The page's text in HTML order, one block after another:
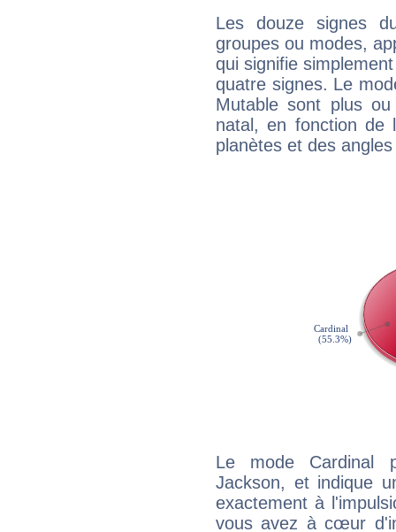
Les douze signes
groupes ou modes,
qui signifie
quatre signes. Le
Mutable sont plus
natal, en fonction de
planètes et des
Le mode Cardinal
Jackson, et indique
exactement à
vous avez à cœur